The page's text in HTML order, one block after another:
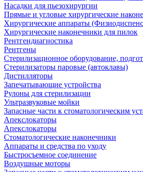
Насадки для пьезохирургии
Прямые и угловые хирургические
Хирургические аппараты
Хирургические наконечники для пилок
Рентгендиагностика
Рентгены
Стерилизационное оборудование,
Стерилизаторы паровые (автоклавы)
Дистилляторы
Запечатывающие устройства
Рулоны для стерилизации
Ультразвуковые мойки
Запасные части к стоматологическим
Апекслокаторы
Апекслокаторы
Стоматологические наконечники
Аппараты и средства по уходу
Быстросъемное соединение
Воздушные моторы